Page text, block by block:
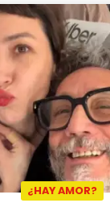
¿HAY AMOR?